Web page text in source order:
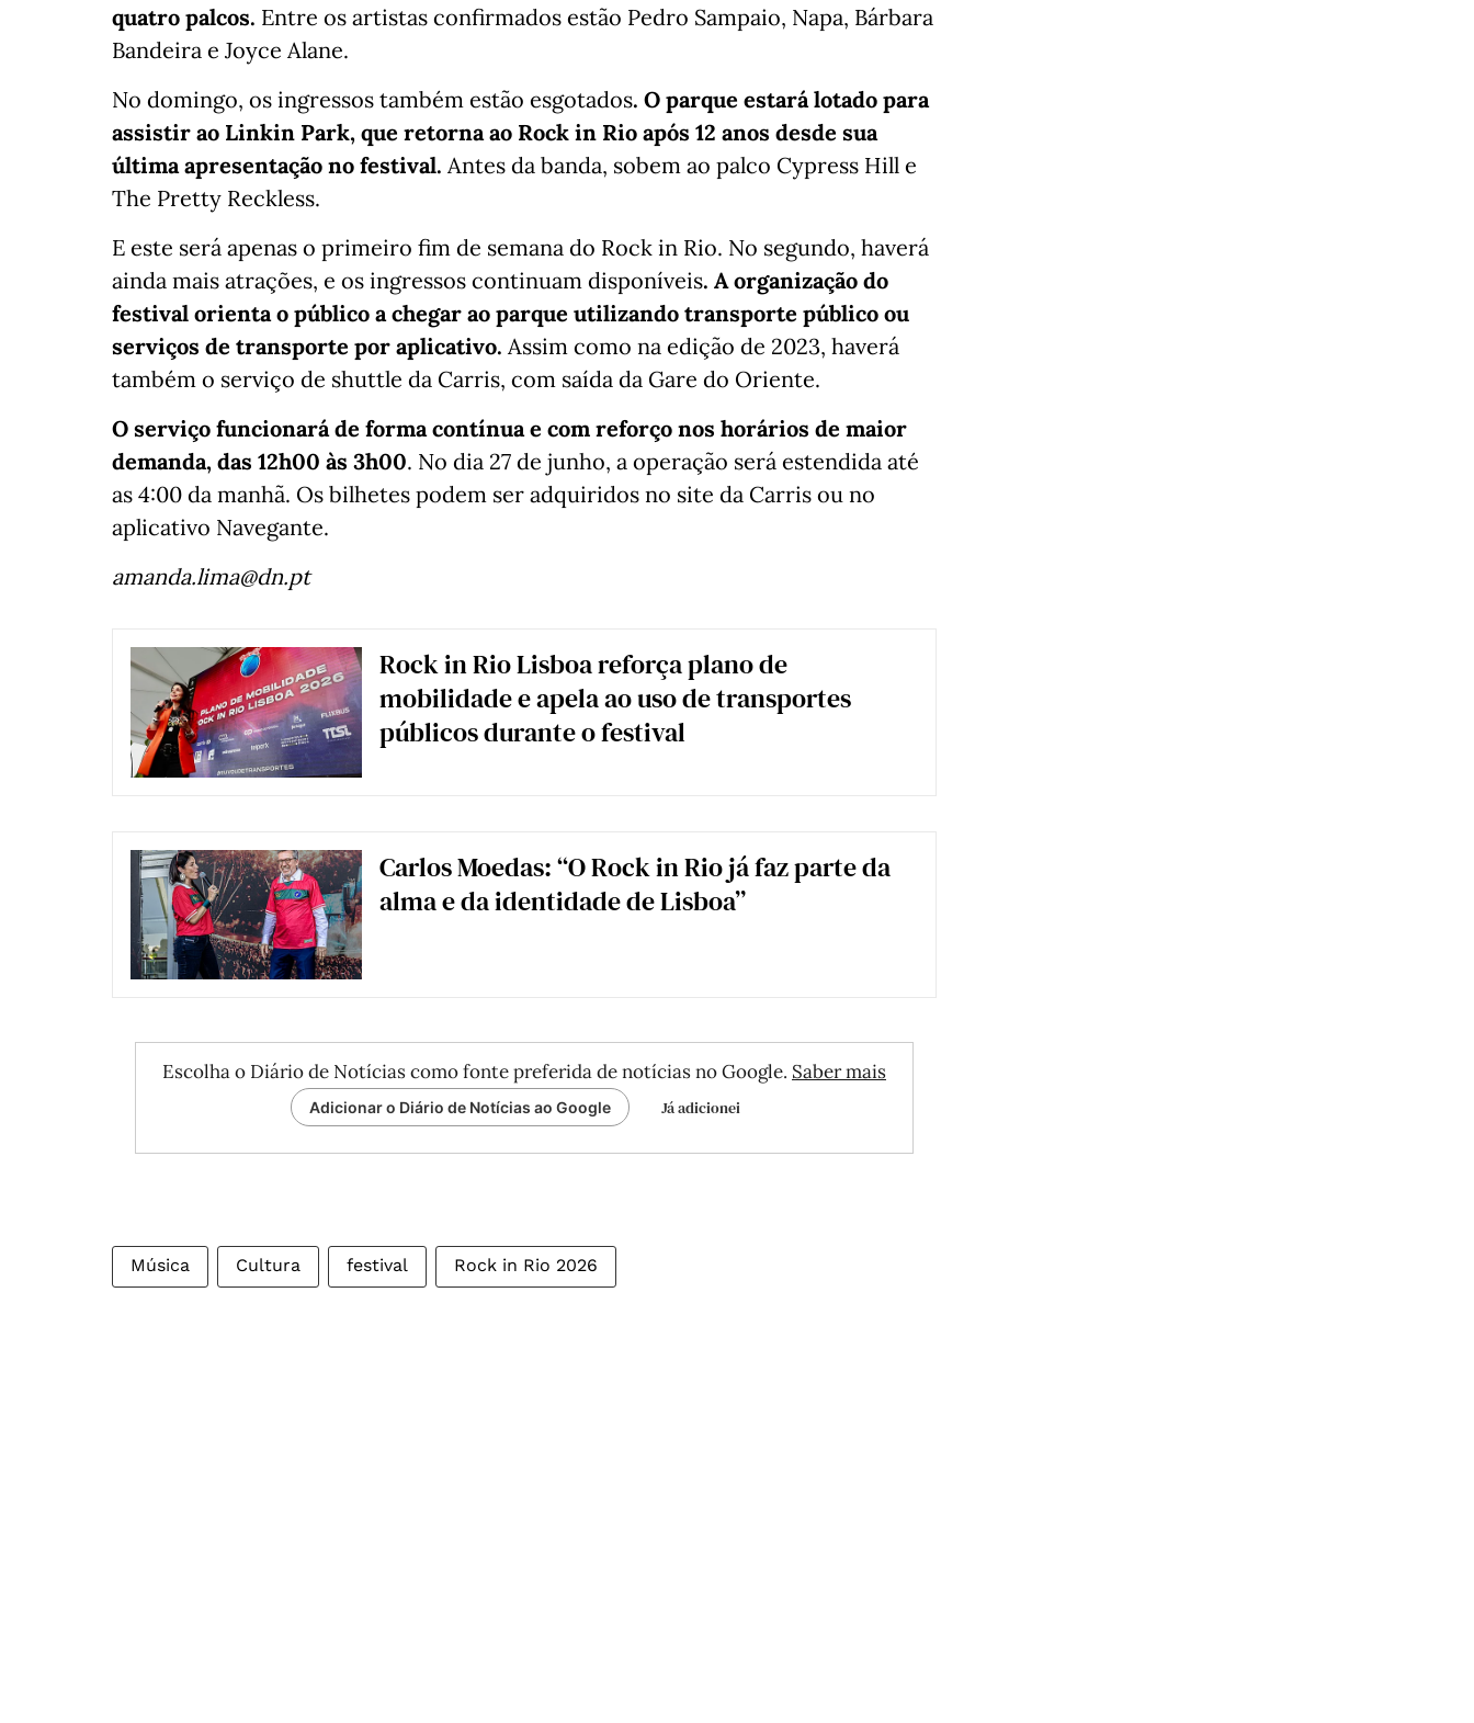
quatro palcos. Entre os artistas confirmados estão Pedro Sampaio, Napa, Bárbara
Bandeira e Joyce Alane.
No domingo, os ingressos também estão esgotados. O parque estará lotado para
assistir ao Linkin Park, que retorna ao Rock in Rio após 12 anos desde sua
última apresentação no festival. Antes da banda, sobem ao palco Cypress Hill e
The Pretty Reckless.
E este será apenas o primeiro fim de semana do Rock in Rio. No segundo, haverá
ainda mais atrações, e os ingressos continuam disponíveis. A organização do
festival orienta o público a chegar ao parque utilizando transporte público ou
serviços de transporte por aplicativo. Assim como na edição de 2023, haverá
também o serviço de shuttle da Carris, com saída da Gare do Oriente.
O serviço funcionará de forma contínua e com reforço nos horários de maior
demanda, das 12h00 às 3h00. No dia 27 de junho, a operação será estendida até
as 4:00 da manhã. Os bilhetes podem ser adquiridos no site da Carris ou no
aplicativo Navegante.
amanda.lima@dn.pt
Rock in Rio Lisboa reforça plano de
mobilidade e apela ao uso de transportes
públicos durante o festival
Carlos Moedas: “O Rock in Rio já faz parte da
alma e da identidade de Lisboa”
Escolha o Diário de Notícias como fonte preferida de notícias no Google. Saber mais
Adicionar o Diário de Notícias ao Google Já adicionei
Música Cultura festival Rock in Rio 2026